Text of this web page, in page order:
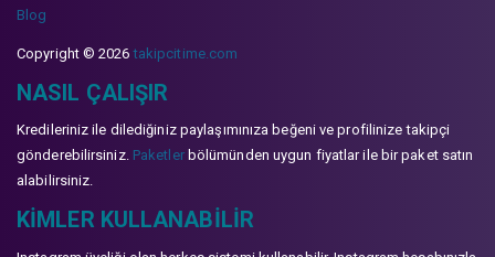
Blog
Copyright © 2026takipcitime.com
NASIL ÇALIŞIR
Kredileriniz ile dilediğiniz paylaşımınıza beğeni ve profilinize takipçi
gönderebilirsiniz. Paketlerbölümünden uygun fiyatlar ile bir paket satın
alabilirsiniz.
KIMLER KULLANABILIR